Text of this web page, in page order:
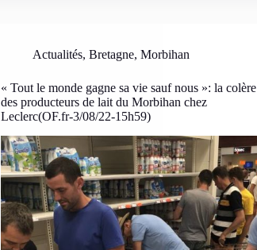
Actualités,Bretagne,Morbihan
« Tout le monde gagne sa vie sauf nous »: la colère
des producteurs de lait du Morbihan chez
Leclerc(OF.fr-3/08/22-15h59)